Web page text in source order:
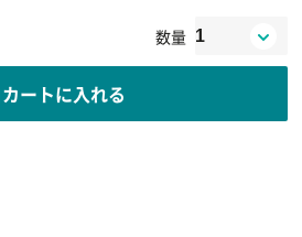
数量
カートに入れる